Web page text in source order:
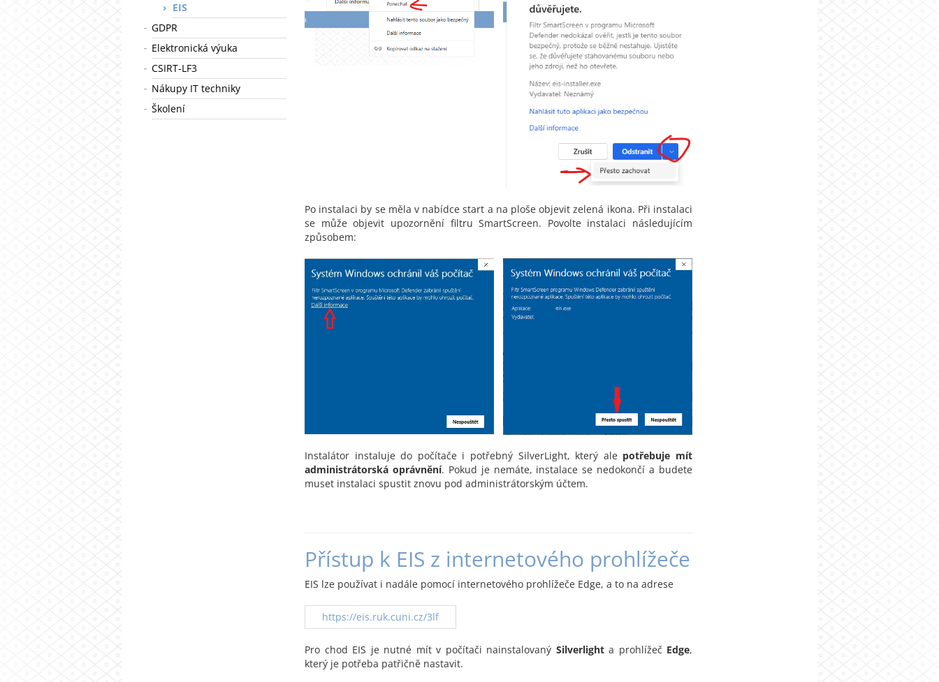
EIS
GDPR
Elektronická výuka
CSIRT-LF3
Nákupy IT techniky
Školení
Po instalaci by se měla v nabídce start a na ploše objevit zelená ikona. Při instalaci
se může objevit upozornění filtru SmartScreen. Povolte instalaci následujícím
způsobem:
Instalátor instaluje do počítače i potřebný SilverLight, který ale potřebuje mít
administrátorská oprávnění. Pokud je nemáte, instalace se nedokončí a budete
muset instalaci spustit znovu pod administrátorským účtem.
Přístup k EIS z internetového prohlížeče
EIS lze používat i nadále pomocí internetového prohlížeče Edge, a to na adrese
https://eis.ruk.cuni.cz/3lf
Pro chod EIS je nutné mít v počítači nainstalovaný Silverlighta prohlížeč Edge,
který je potřeba patřičně nastavit.